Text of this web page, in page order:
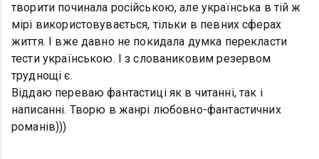
творити починала російською, але українська в тій ж
мірі використовувається, тільки в певних сферах
життя. І вже давно не покидала думка перекласти
тести українською. І з слованиковим резервом
труднощі є.
Віддаю переваю фантастиці як в читанні, так і
написанні. Творю в жанрі любовно-фантастичних
романів)))